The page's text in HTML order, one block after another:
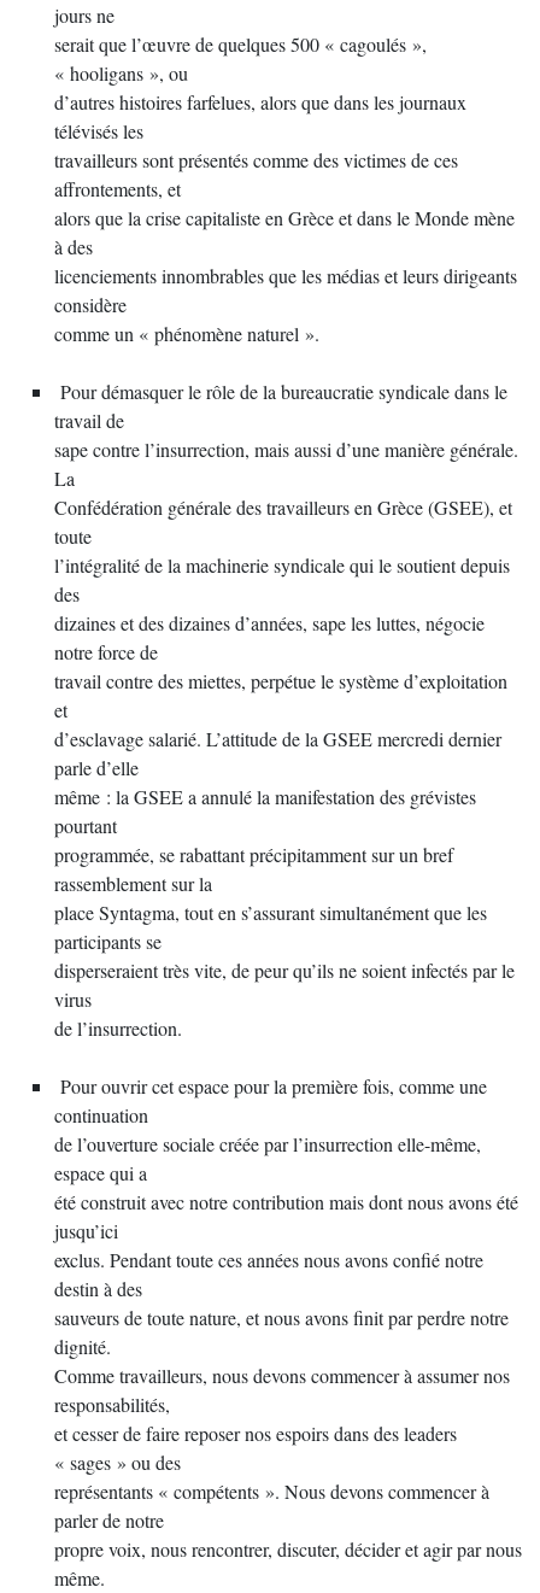
jours ne
serait que l’œuvre de quelques 500 « cagoulés »,
« hooligans », ou
d’autres histoires farfelues, alors que dans les journaux
télévisés les
travailleurs sont présentés comme des victimes de ces
affrontements, et
alors que la crise capitaliste en Grèce et dans le Monde mène
à des
licenciements innombrables que les médias et leurs dirigeants
considère
comme un « phénomène naturel ».
Pour démasquer le rôle de la bureaucratie syndicale dans le
travail de
sape contre l’insurrection, mais aussi d’une manière générale.
La
Confédération générale des travailleurs en Grèce (GSEE), et
toute
l’intégralité de la machinerie syndicale qui le soutient depuis
des
dizaines et des dizaines d’années, sape les luttes, négocie
notre force de
travail contre des miettes, perpétue le système d’exploitation
et
d’esclavage salarié. L’attitude de la GSEE mercredi dernier
parle d’elle
même : la GSEE a annulé la manifestation des grévistes
pourtant
programmée, se rabattant précipitamment sur un bref
rassemblement sur la
place Syntagma, tout en s’assurant simultanément que les
participants se
disperseraient très vite, de peur qu’ils ne soient infectés par le
virus
de l’insurrection.
Pour ouvrir cet espace pour la première fois, comme une
continuation
de l’ouverture sociale créée par l’insurrection elle-même,
espace qui a
été construit avec notre contribution mais dont nous avons été
jusqu’ici
exclus. Pendant toute ces années nous avons confié notre
destin à des
sauveurs de toute nature, et nous avons finit par perdre notre
dignité.
Comme travailleurs, nous devons commencer à assumer nos
responsabilités,
et cesser de faire reposer nos espoirs dans des leaders
« sages » ou des
représentants « compétents ». Nous devons commencer à
parler de notre
propre voix, nous rencontrer, discuter, décider et agir par nous
même.